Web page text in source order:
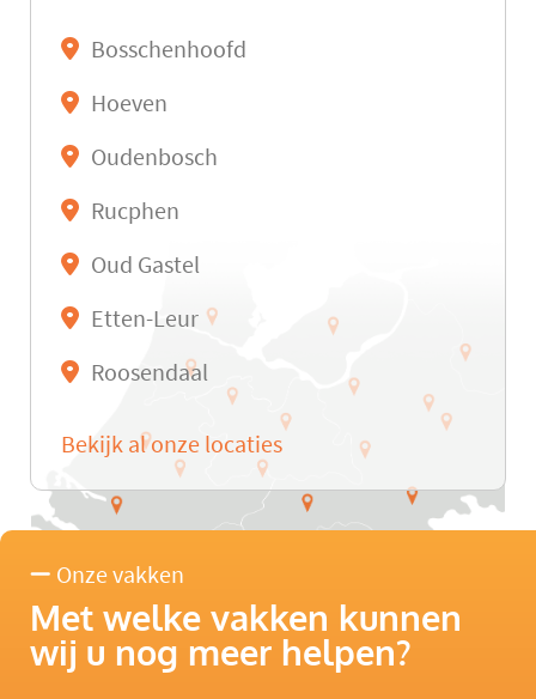
Bosschenhoofd
Hoeven
Oudenbosch
Rucphen
Oud Gastel
Etten-Leur
Roosendaal
Bekijk al onze locaties
Onze vakken
Met welke vakken kunnen
wij u nog meer helpen?